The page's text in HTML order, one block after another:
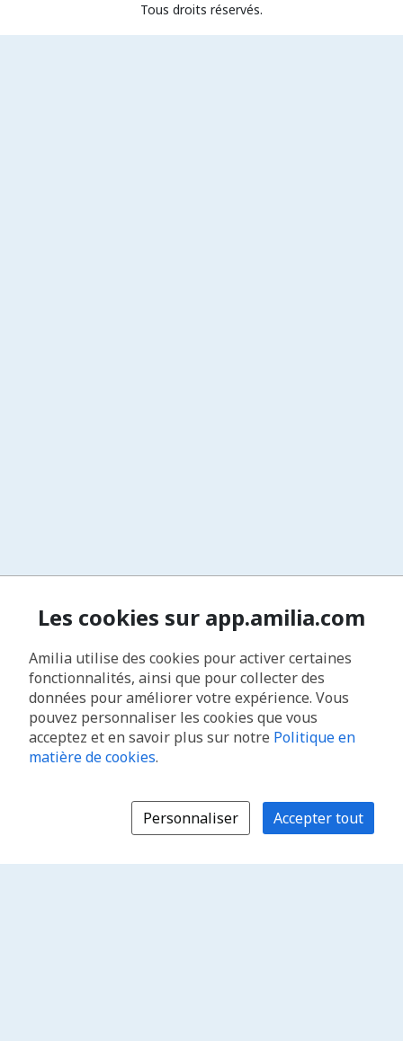
Tous droits réservés.
Les cookies sur app.amilia.com
Amilia utilise des cookies pour activer certaines
fonctionnalités, ainsi que pour collecter des
données pour améliorer votre expérience. Vous
pouvez personnaliser les cookies que vous
acceptez et en savoir plus sur notre Politique en
matière de cookies.
Personnaliser Accepter tout